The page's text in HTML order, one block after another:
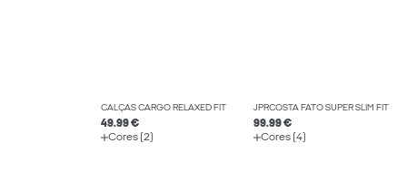
CALÇAS CARGO RELAXED FIT
49.99 €
Cores (2)
JPRCOSTA FATO SUPER SLIM FIT
99.99 €
Cores (4)